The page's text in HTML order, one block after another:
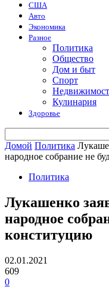
США
Авто
Экономика
Разное
Политика
Общество
Дом и быт
Спорт
Кулинария
Здоровье
Домой Политика
народное собрание не
Политика
Лукашенко
народное
конституцию
02.01.2021
609
0